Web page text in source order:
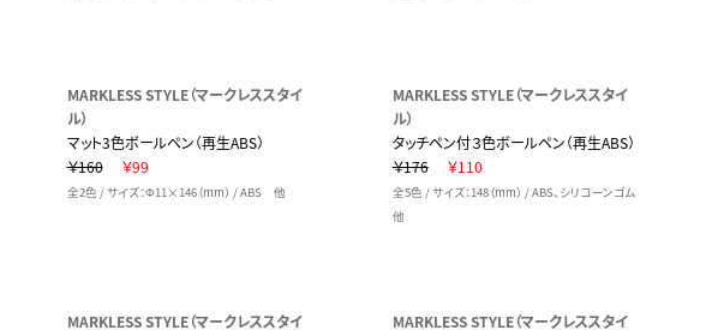
MARKLESS STYLE（マークレススタイ
ル）
マット3色ボールペン（再生ABS）
￥160
￥99
全2色 / サイズ：Φ11×146（mm） / ABS 他
MARKLESS STYLE（マークレススタイ
ル）
タッチペン付３色ボールペン（再生ABS）
￥176
￥110
全5色 / サイズ：148（mm） / ABS、シリコーンゴム
他
MARKLESS STYLE（マークレススタイ MARKLESS STYLE（マークレススタイ